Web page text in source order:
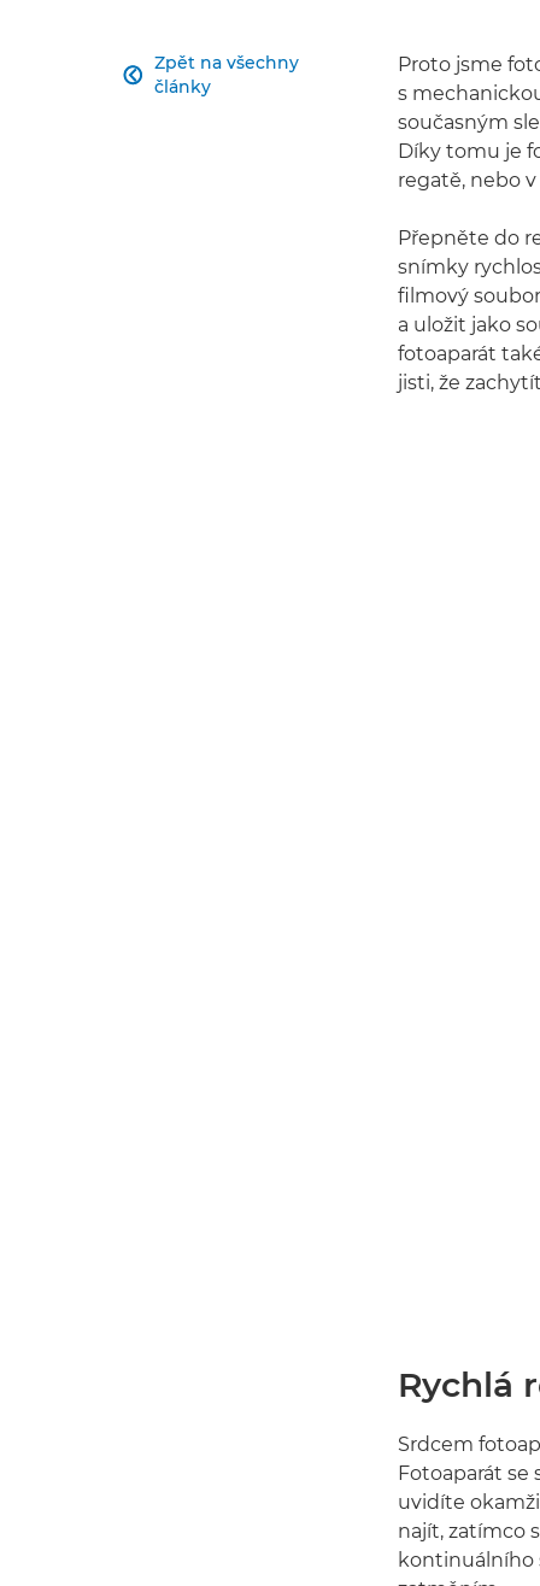
Zpět na všechny
články

Proto jsme
s
současným
Díky tomu je
regatě, nebo
Přepněte do
snímky
filmový
a uložit jako
fotoaparát
jisti, že
Rychlá
Srdcem
Fotoaparát se
uvidíte
najít, zatímco
kontinuálního